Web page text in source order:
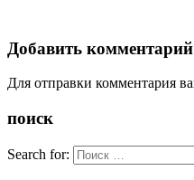
Добавить комментарий
Для отправки комментария
поиск
Search for: